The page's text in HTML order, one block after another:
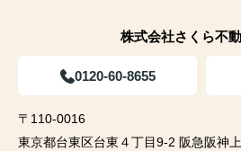
株式会社さくら不
0120-60-8655
〒110-0016
東京都台東区台東４丁目9-2 阪急阪神